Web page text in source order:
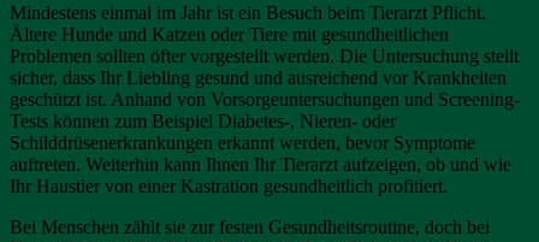
Mindestens einmal im Jahr ist ein Besuch beim Tierarzt Pflicht.
Ältere Hunde und Katzen oder Tiere mit gesundheitlichen
Problemen sollten öfter vorgestellt werden. Die Untersuchung stellt
sicher, dass Ihr Liebling gesund und ausreichend vor Krankheiten
geschützt ist. Anhand von Vorsorgeuntersuchungen und Screening-
Tests können zum Beispiel Diabetes-, Nieren- oder
Schilddrüsenerkrankungen erkannt werden, bevor Symptome
auftreten. Weiterhin kann Ihnen Ihr Tierarzt aufzeigen, ob und wie
Ihr Haustier von einer Kastration gesundheitlich profitiert.
Bei Menschen zählt sie zur festen Gesundheitsroutine, doch bei